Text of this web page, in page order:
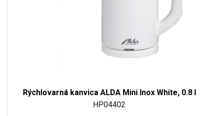
Rýchlovarná kanvica ALDA Mini Inox White, 0.8 l
HP04402